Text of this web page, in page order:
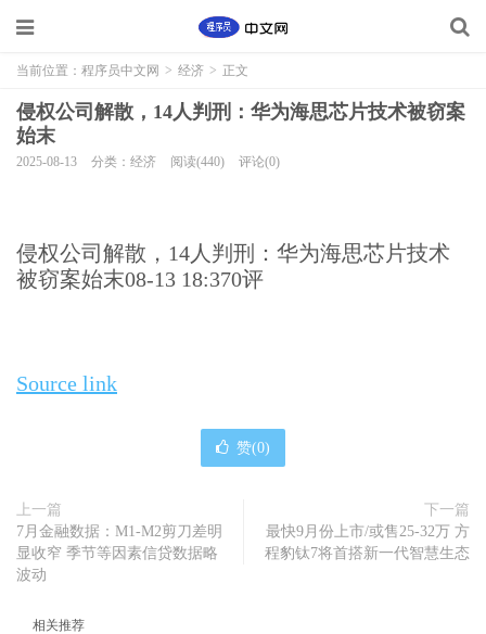
当前位置： 程序员中文网 > 经济 > 正文
侵权公司解散，14人判刑：华为海思芯片技术被窃案
始末
2025-08-13 分类：经济 阅读(440) 评论(0)
侵权公司解散，14人判刑：华为海思芯片技术
被窃案始末08-13 18:370评
Source link
赞(0)
上一篇
7月金融数据：M1-M2剪刀差明
显收窄 季节等因素信贷数据略
波动
下一篇
最快9月份上市/或售25-32万 方
程豹钛7将首搭新一代智慧生态
相关推荐